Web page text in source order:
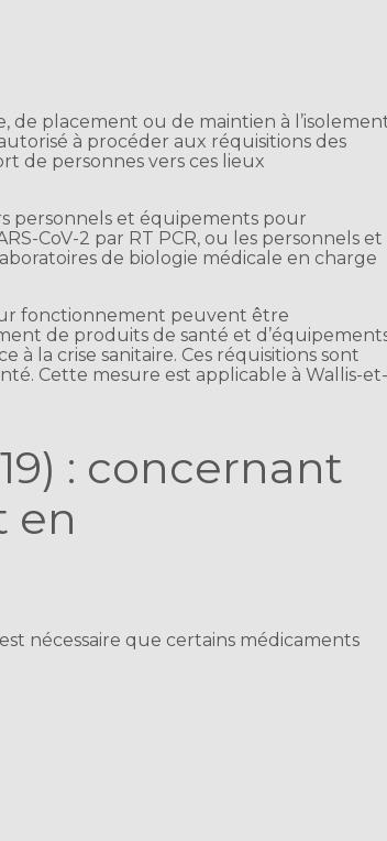
de placement ou de maintien à
à procéder aux réquisitions des
de personnes vers ces lieux
personnels et équipements pour
CoV-2 par RT PCR, ou les personnels et
de biologie médicale en charge
fonctionnement peuvent être
de produits de santé et
à la crise sanitaire. Ces réquisitions sont
Cette mesure est applicable à Wallis-et-
: concernant
en
nécessaire que certains médicaments